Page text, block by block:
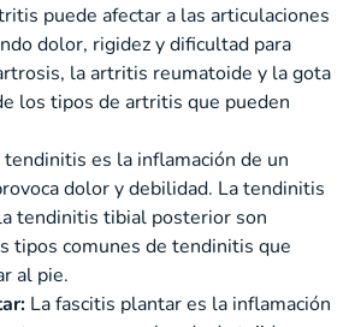
puede afectar a las articulaciones
dolor, rigidez y dificultad para
la artritis reumatoide y la gota
los tipos de artritis que pueden
tendinitis es la inflamación de un
dolor y debilidad. La tendinitis
tendinitis tibial posterior son
tipos comunes de tendinitis que
al pie.
La fascitis plantar es la inflamación